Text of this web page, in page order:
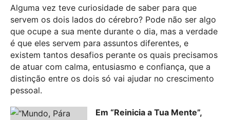
Alguma vez teve curiosidade de saber para que
servem os dois lados do cérebro? Pode não ser algo
que ocupe a sua mente durante o dia, mas a verdade
é que eles servem para assuntos diferentes, e
existem tantos desafios perante os quais precisamos
de atuar com calma, entusiasmo e confiança, que a
distinção entre os dois só vai ajudar no crescimento
pessoal.
Em “Reinicia a Tua Mente”,